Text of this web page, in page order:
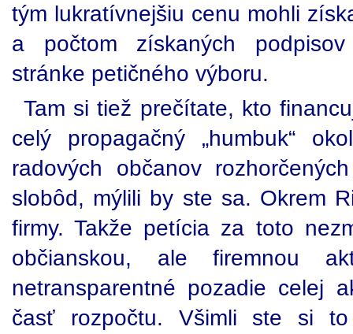
tým lukratívnejšiu cenu mohli
a počtom získaných
stránke petičného výboru.
Tam si tiež prečítate, kto
celý propagačný „humbuk“
radových občanov
slobôd, mýlili by ste sa. Okrem
firmy. Takže petícia za toto
občianskou, ale firemnou
netransparentné pozadie celej
časť rozpočtu. Všimli ste si to